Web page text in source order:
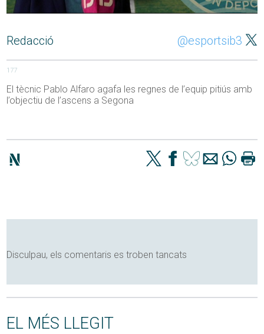
Redacció @esportsib3
177
El tècnic Pablo Alfaro agafa les regnes de l’equip pitiús amb
l’objectiu de l’ascens a Segona
Disculpau, els comentaris es troben tancats
EL MÉS LLEGIT